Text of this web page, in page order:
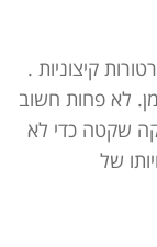
קיצוניות .
לא פחות חשוב
שקטה כדי לא
של